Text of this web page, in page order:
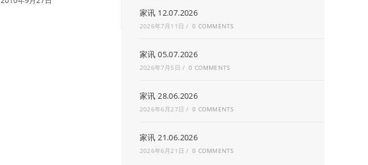
家讯 12.07.2026
2026年7月11日 / 0 COMMENTS
家讯 05.07.2026
2026年7月5日 / 0 COMMENTS
家讯 28.06.2026
2026年6月27日 / 0 COMMENTS
家讯 21.06.2026
2026年6月21日 / 0 COMMENTS